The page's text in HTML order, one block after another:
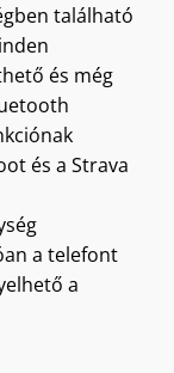
található
és még
és a Strava
a telefont
a